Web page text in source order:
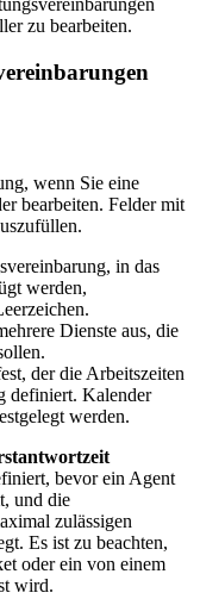
zu bearbeiten.
wenn Sie eine
bearbeiten. Felder mit
in das
werden,
Dienste aus, die
der die Arbeitszeiten
definiert. Kalender
werden.
bevor ein Agent
und die
zulässigen
Es ist zu beachten,
oder ein von einem
wird.